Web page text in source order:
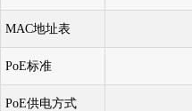
MAC地址表
PoE标准
PoE供电方式